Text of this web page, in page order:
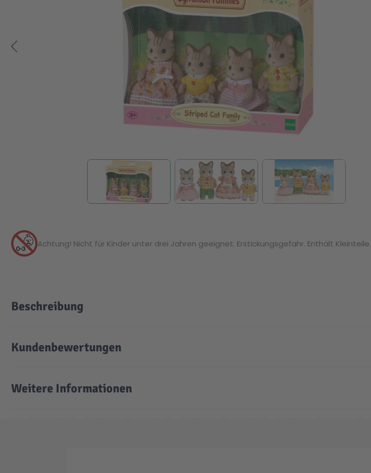
Achtung! Nicht für Kinder unter drei Jahren geeignet. Erstickungsgefahr. Enthält Kleinteile.
Beschreibung
Kundenbewertungen
Weitere Informationen